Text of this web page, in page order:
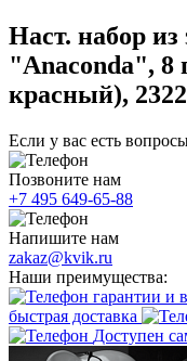
Наст. набор
"Anaconda", 8
красный),
Если у вас есть
Позвоните нам
+7 495 649-65-88
Напишите нам
zakaz@kvik.ru
Наши преимущества:
гарантии и
быстрая доставка
Доступен